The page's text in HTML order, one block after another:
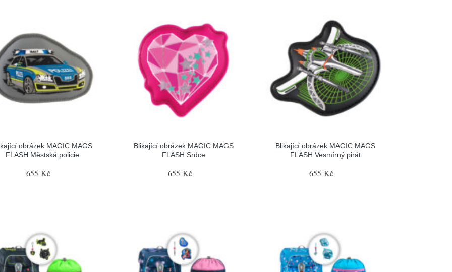
obrázek MAGIC MAGS
FLASH Městská policie
655 Kč
Blikající obrázek MAGIC MAGS
FLASH Srdce
655 Kč
Blikající obrázek MAGIC MAGS
FLASH Vesmírný pirát
655 Kč